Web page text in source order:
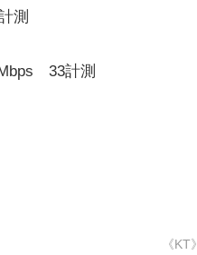
測
33計測
《KT》